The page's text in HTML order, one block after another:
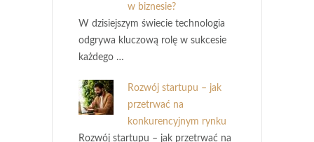
w biznesie?
W dzisiejszym świecie technologia
odgrywa kluczową rolę w sukcesie
każdego …
Rozwój startupu – jak
przetrwać na
konkurencyjnym rynku
Rozwój startupu – jak przetrwać na